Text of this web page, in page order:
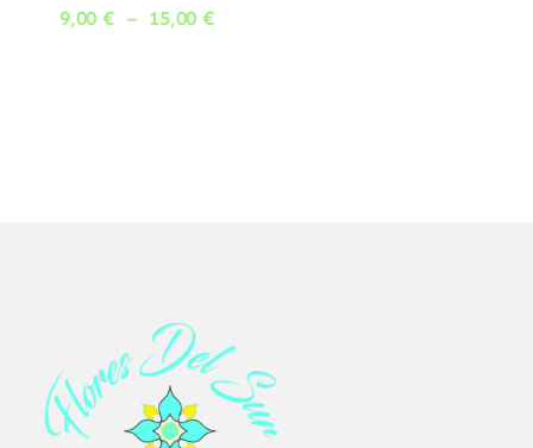
9,00€ – 15,00€Plage